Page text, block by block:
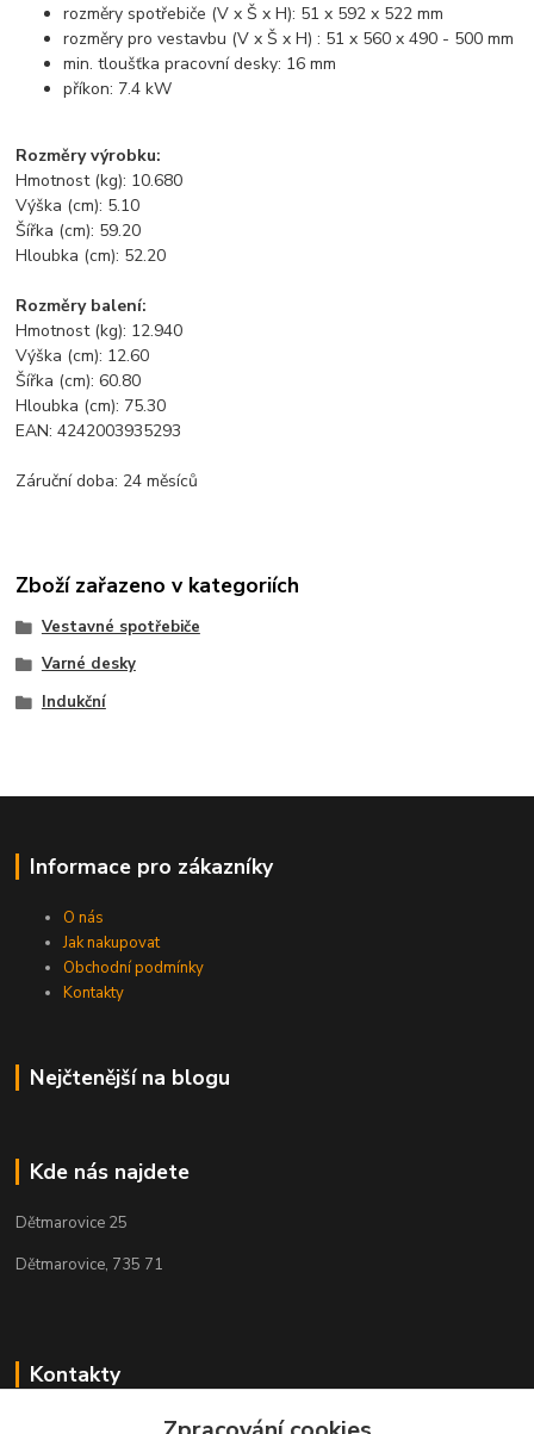
rozměry spotřebiče (V x Š x H): 51 x 592 x 522 mm
rozměry pro vestavbu (V x Š x H) : 51 x 560 x 490 - 500 mm
min. tloušťka pracovní desky: 16 mm
příkon: 7.4 kW
Rozměry výrobku:
Hmotnost (kg): 10.680
Výška (cm): 5.10
Šířka (cm): 59.20
Hloubka (cm): 52.20
Rozměry balení:
Hmotnost (kg): 12.940
Výška (cm): 12.60
Šířka (cm): 60.80
Hloubka (cm): 75.30
EAN: 4242003935293
Záruční doba: 24 měsíců
Zboží zařazeno v kategoriích
Vestavné spotřebiče
Varné desky
Indukční
Informace pro zákazníky
O nás
Jak nakupovat
Obchodní podmínky
Kontakty
Nejčtenější na blogu
Kde nás najdete
Dětmarovice 25
Dětmarovice, 735 71
Kontakty